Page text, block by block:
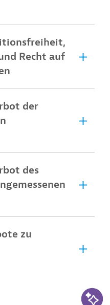
Recht auf
der
des
zu
KI-